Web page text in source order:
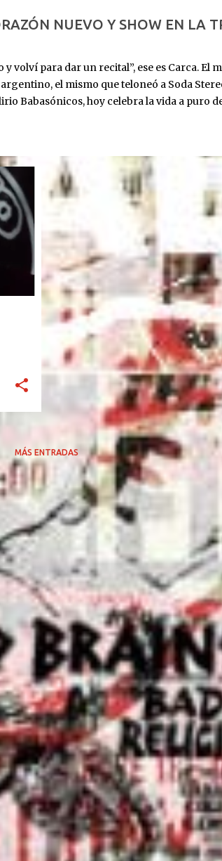
NUEVO Y SHOW EN LA
y volví para dar un recital”, ese es Carca. El
el mismo que teloneó a Soda
Babasónicos, hoy celebra la vida a puro
Lo reviven. Sube al puesto 1 de la lista de
sale el álbum. HOY, 6/11, 21 hs: La
que estoy vivo, no presentar un disco que
todavía con la cicatriz fresca pero la púa
MÁS ENTRADAS